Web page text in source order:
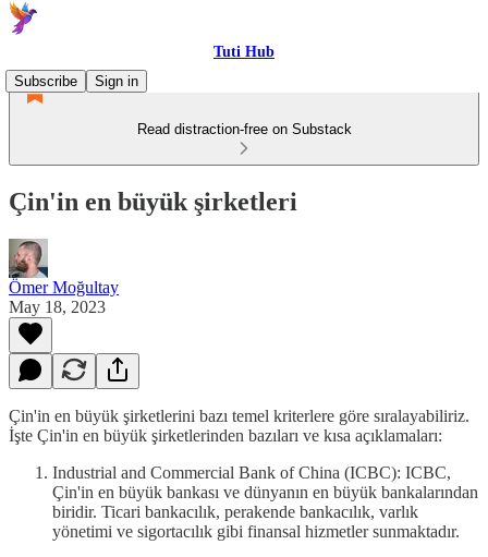
Tuti Hub
Subscribe
Sign in
Read distraction-free on Substack
Çin'in en büyük şirketleri
Ömer Moğultay
May 18, 2023
Çin'in en büyük şirketlerini bazı temel kriterlere göre sıralayabiliriz.
İşte Çin'in en büyük şirketlerinden bazıları ve kısa açıklamaları:
Industrial and Commercial Bank of China (ICBC): ICBC,
Çin'in en büyük bankası ve dünyanın en büyük bankalarından
biridir. Ticari bankacılık, perakende bankacılık, varlık
yönetimi ve sigortacılık gibi finansal hizmetler sunmaktadır.